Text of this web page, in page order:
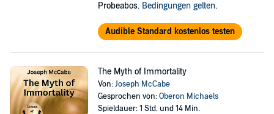
Probeabos. Bedingungen gelten.
Audible Standard kostenlos testen
The Myth of Immortality
Von:Joseph McCabe
Gesprochen von:Oberon Michaels
Spieldauer: 1 Std. und 14 Min.